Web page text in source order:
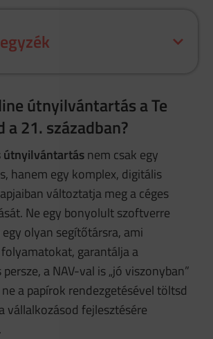
útnyilvántartás a Te
a 21. században?
nem csak egy
hanem egy komplex, digitális
változtatja meg a céges
Ne egy bonyolult szoftverre
olyan segítőtársra, ami
garantálja a
a NAV-val is „jó viszonyban”
a papírok rendezgetésével töltsd
vállalkozásod fejlesztésére